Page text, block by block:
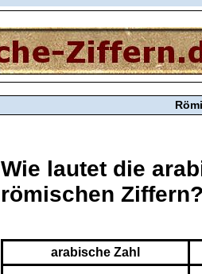
Wie lautet die
römischen
arabische Zahl